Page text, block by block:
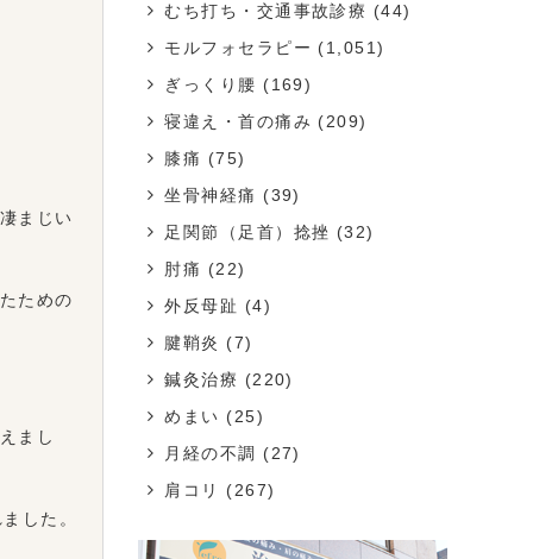
まじい
ための
まし
した。
むち打ち・交通事故診療 (44)
モルフォセラピー (1,051)
ぎっくり腰 (169)
寝違え・首の痛み (209)
膝痛 (75)
坐骨神経痛 (39)
足関節（足首）捻挫 (32)
肘痛 (22)
外反母趾 (4)
腱鞘炎 (7)
鍼灸治療 (220)
めまい (25)
月経の不調
(27)
肩コリ
(267)